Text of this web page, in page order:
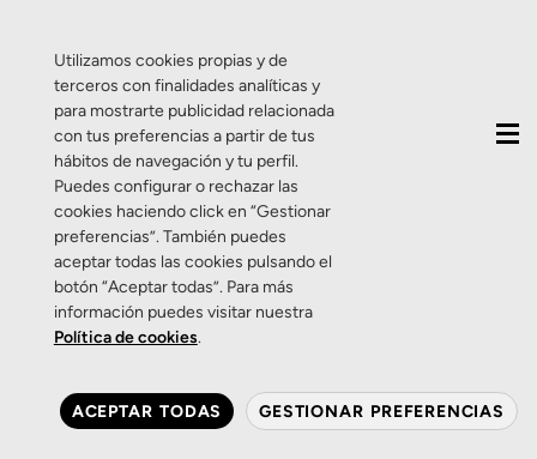
Utilizamos cookies propias y de
terceros con finalidades analíticas y
para mostrarte publicidad relacionada
con tus preferencias a partir de tus
hábitos de navegación y tu perfil.
Puedes configurar o rechazar las
cookies haciendo click en “Gestionar
preferencias”. También puedes
aceptar todas las cookies pulsando el
botón “Aceptar todas”. Para más
información puedes visitar nuestra
Política de cookies.
ACEPTAR TODAS GESTIONAR PREFERENCIAS